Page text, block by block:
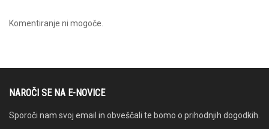
Komentiranje ni mogoče.
NAROČI SE NA E-NOVICE
Sporoči nam svoj email in obveščali te bomo o prihodnjih dogodkih.